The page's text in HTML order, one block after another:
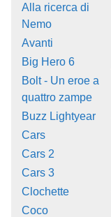
Alla ricerca di
Nemo
Avanti
Big Hero 6
Bolt - Un eroe a
quattro zampe
Buzz Lightyear
Cars
Cars 2
Cars 3
Clochette
Coco